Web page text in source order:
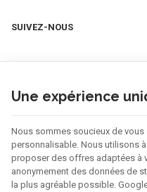
SUIVEZ-NOUS
Une expérience
Nous sommes soucieux de
personnalisable. Nous utilisons
proposer des offres adaptées à
anonymement des données de
la plus agréable possible.